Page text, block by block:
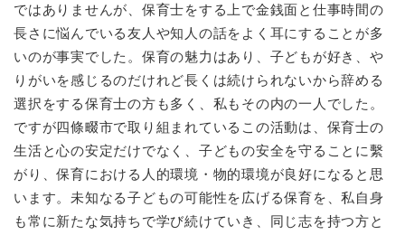
く
ではありませんが、保育士をする上で金銭面と仕事時間の
長さに悩んでいる友人や知人の話をよく耳にすることが多
いのが事実でした。保育の魅力はあり、子どもが好き、や
りがいを感じるのだけれど長くは続けられないから辞める
選択をする保育士の方も多く、私もその内の一人でした。
ですが四條畷市で取り組まれているこの活動は、保育士の
生活と心の安定だけでなく、子どもの安全を守ることに繫
がり、保育における人的環境・物的環境が良好になると思
います。未知なる子どもの可能性を広げる保育を、私自身
も常に新たな気持ちで学び続けていき、同じ志を持つ方と